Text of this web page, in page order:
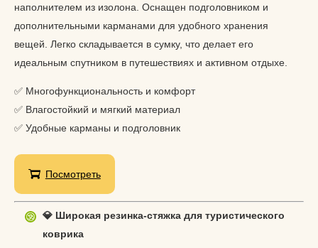
наполнителем из изолона. Оснащен подголовником и
дополнительными карманами для удобного хранения
вещей. Легко складывается в сумку, что делает его
идеальным спутником в путешествиях и активном отдыхе.
✅ Многофункциональность и комфорт
✅ Влагостойкий и мягкий материал
✅ Удобные карманы и подголовник
Посмотреть
💎 Широкая резинка-стяжка для туристического
коврика